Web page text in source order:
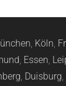
, Köln,
, Essen,
, Duisburg,